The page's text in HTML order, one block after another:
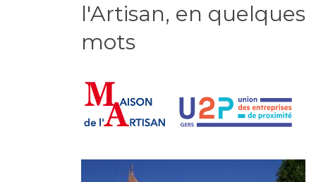
l'Artisan, en quelques
mots